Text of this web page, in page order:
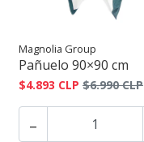
Magnolia Group
Pañuelo 90×90 cm
$4.893 CLP $6.990 CLP
-